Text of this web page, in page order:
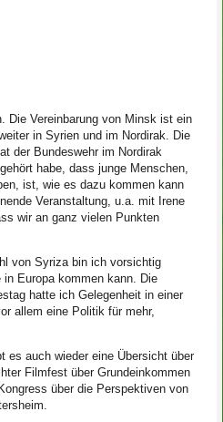
Die Vereinbarung von Minsk ist ein
in Syrien und im Nordirak. Die
der Bundeswehr im Nordirak
habe, dass junge Menschen,
ist, wie es dazu kommen kann
Veranstaltung, u.a. mit Irene
wir an ganz vielen Punkten
von Syriza bin ich vorsichtig
Europa kommen kann. Die
hatte ich Gelegenheit in einer
allem eine Politik für mehr,
es auch wieder eine Übersicht über
Filmfest über Grundeinkommen
über die Perspektiven von